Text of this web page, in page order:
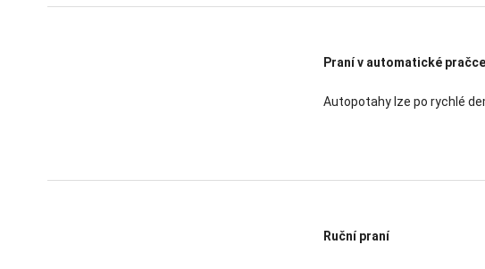
Praní v automatické pračce
Autopotahy lze po rychlé
Ruční praní